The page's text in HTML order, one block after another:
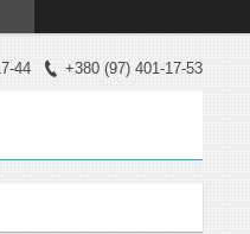
44 +380 (97) 401-17-53